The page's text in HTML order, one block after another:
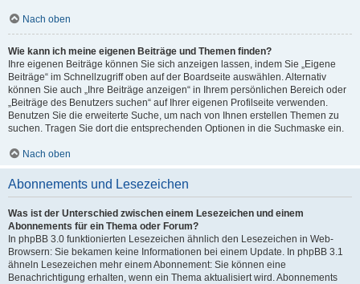
Nach oben
Wie kann ich meine eigenen Beiträge und Themen finden?
Ihre eigenen Beiträge können Sie sich anzeigen lassen, indem Sie „Eigene
Beiträge“ im Schnellzugriff oben auf der Boardseite auswählen. Alternativ
können Sie auch „Ihre Beiträge anzeigen“ in Ihrem persönlichen Bereich oder
„Beiträge des Benutzers suchen“ auf Ihrer eigenen Profilseite verwenden.
Benutzen Sie die erweiterte Suche, um nach von Ihnen erstellen Themen zu
suchen. Tragen Sie dort die entsprechenden Optionen in die Suchmaske ein.
Nach oben
Abonnements und Lesezeichen
Was ist der Unterschied zwischen einem Lesezeichen und einem
Abonnements für ein Thema oder Forum?
In phpBB 3.0 funktionierten Lesezeichen ähnlich den Lesezeichen in Web-
Browsern: Sie bekamen keine Informationen bei einem Update. In phpBB 3.1
ähneln Lesezeichen mehr einem Abonnement: Sie können eine
Benachrichtigung erhalten, wenn ein Thema aktualisiert wird. Abonnements